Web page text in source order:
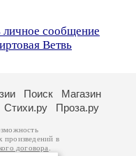
личное сообщение
Ветвь
Поиск
Магазин
Стихи.ру Проза.ру
произведений в
договора